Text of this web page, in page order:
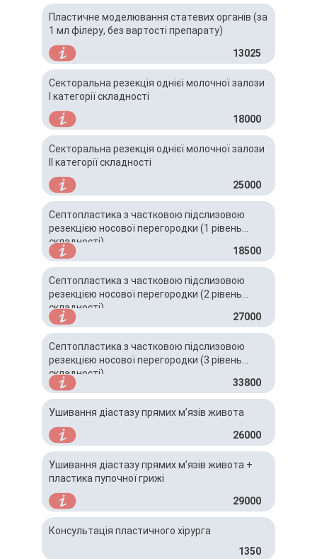
Пластичне моделювання статевих органів (за
1 мл філеру, без вартості препарату)
13025
Секторальна резекція однієї молочної залози
I категорії складності
18000
Секторальна резекція однієї молочної залози
II категорії складності
25000
Септопластика з частковою підслизовою
резекцією носової перегородки (1 рівень
складності)
18500
Септопластика з частковою підслизовою
резекцією носової перегородки (2 рівень
складності)
27000
Септопластика з частковою підслизовою
резекцією носової перегородки (3 рівень
складності)
33800
Ушивання діастазу прямих м’язів живота
26000
Ушивання діастазу прямих м’язів живота +
пластика пупочної грижі
29000
Консультація пластичного хірурга
1350